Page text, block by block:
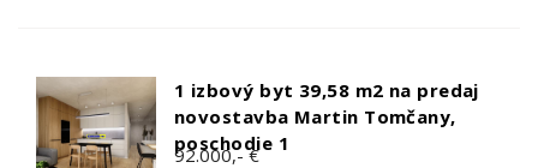
1 izbový byt 39,58 m2 na predaj
novostavba Martin Tomčany,
poschodie 1
92.000,- €